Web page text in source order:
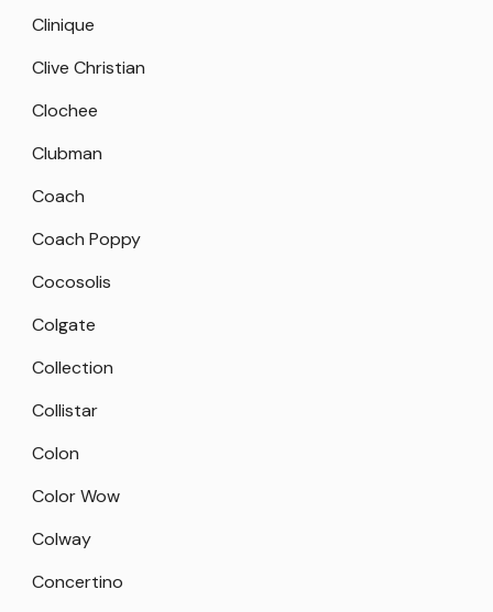
Clinique
Clive Christian
Clochee
Clubman
Coach
Coach Poppy
Cocosolis
Colgate
Collection
Collistar
Colon
Color Wow
Colway
Concertino